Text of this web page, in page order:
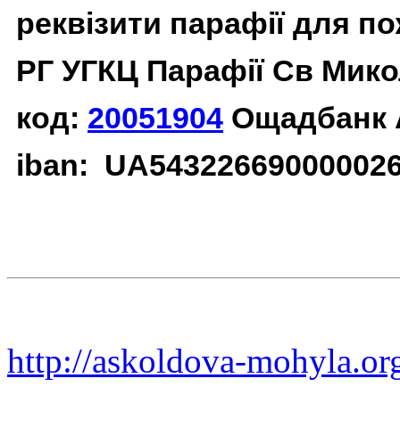
реквізити парафії для
РГ УГКЦ Парафії Св
код: 20051904 Ощадбанк
iban:
http://askoldova-